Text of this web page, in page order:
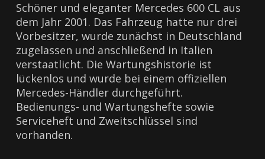
Schöner und eleganter Mercedes 600 CL aus
dem Jahr 2001. Das Fahrzeug hatte nur drei
Vorbesitzer, wurde zunächst in Deutschland
zugelassen und anschließend in Italien
verstaatlicht. Die Wartungshistorie ist
lückenlos und wurde bei einem offiziellen
Mercedes-Händler durchgeführt.
Bedienungs- und Wartungshefte sowie
Serviceheft und Zweitschlüssel sind
vorhanden.